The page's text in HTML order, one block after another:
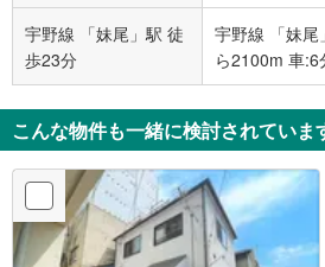
宇野線 「妹尾」駅 徒
歩23分
宇野線 「妹尾
ら2100m
こんな物件も一緒に検討されていま